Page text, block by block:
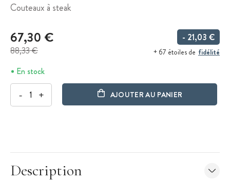
Couteaux à steak
67,30 €
88,33 €
- 21,03 €
+ 67 étoiles de fidélité
En stock
- + AJOUTER AU PANIER
Description